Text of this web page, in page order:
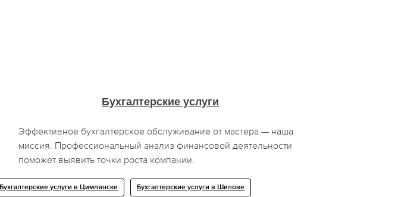
Бухгалтерские услуги
Эффективное бухгалтерское обслуживание от мастера — наша
миссия. Профессиональный анализ финансовой деятельности
поможет выявить точки роста компании.
Бухгалтерские услуги в Цимлянске Бухгалтерские услуги в Шилове